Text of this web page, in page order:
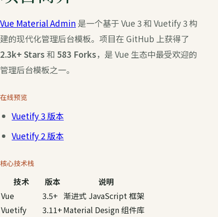
Vue Material Admin 是一个基于 Vue 3 和 Vuetify 3 构
建的现代化管理后台模板。项目在 GitHub 上获得了
2.3k+ Stars 和 583 Forks，是 Vue 生态中最受欢迎的
管理后台模板之一。
在线预览
Vuetify 3 版本
Vuetify 2 版本
核心技术栈
技术 版本
说明
Vue
3.5+ 渐进式 JavaScript 框架
Vuetify
3.11+Material Design 组件库